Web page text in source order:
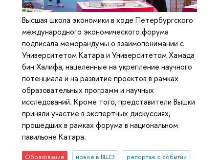
Высшая школа экономики в ходе Петербургского
международного экономического форума
подписала меморандумы о взаимопонимании с
Университетом Катара и Университетом Хамада
бин Халифа, нацеленные на укрепление научного
потенциала и на развитие проектов в рамках
образовательных программ и научных
исследований. Кроме того, представители Вышки
приняли участие в экспертных дискуссиях,
прошедших в рамках форума в национальном
павильоне Катара.
Образование новое в ВШЭ репортаж о событии